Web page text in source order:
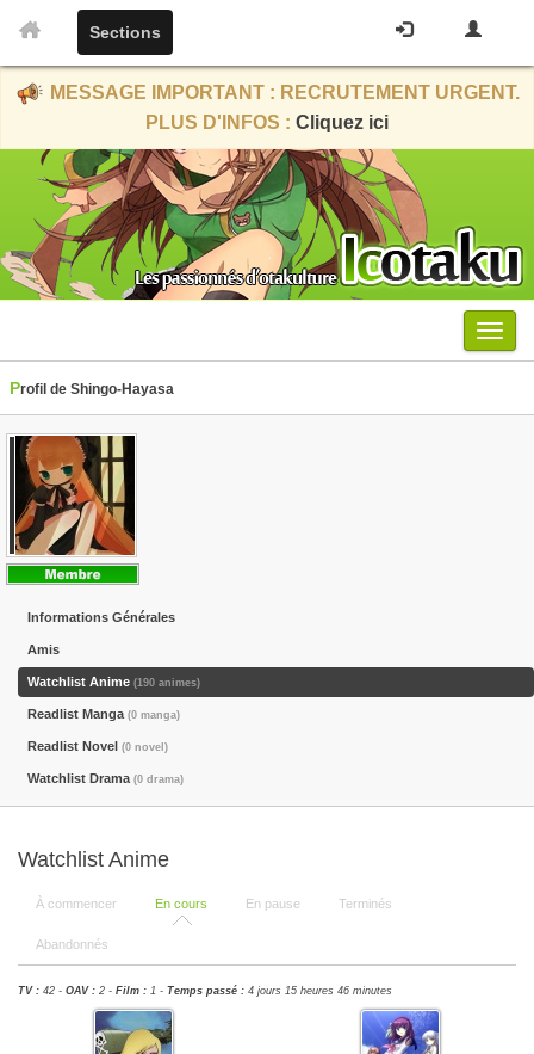
Sections
MESSAGE IMPORTANT : RECRUTEMENT URGENT.
PLUS D'INFOS : Cliquez ici
Menu
Profil de Shingo-Hayasa
Informations Générales
Amis
Watchlist Anime (190 animes)
Readlist Manga (0 manga)
Readlist Novel (0 novel)
Watchlist Drama (0 drama)
Watchlist Anime
À commencer En cours En pause Terminés
Abandonnés
TV : 42 - OAV : 2 - Film : 1 - Temps passé : 4 jours 15 heures 46 minutes